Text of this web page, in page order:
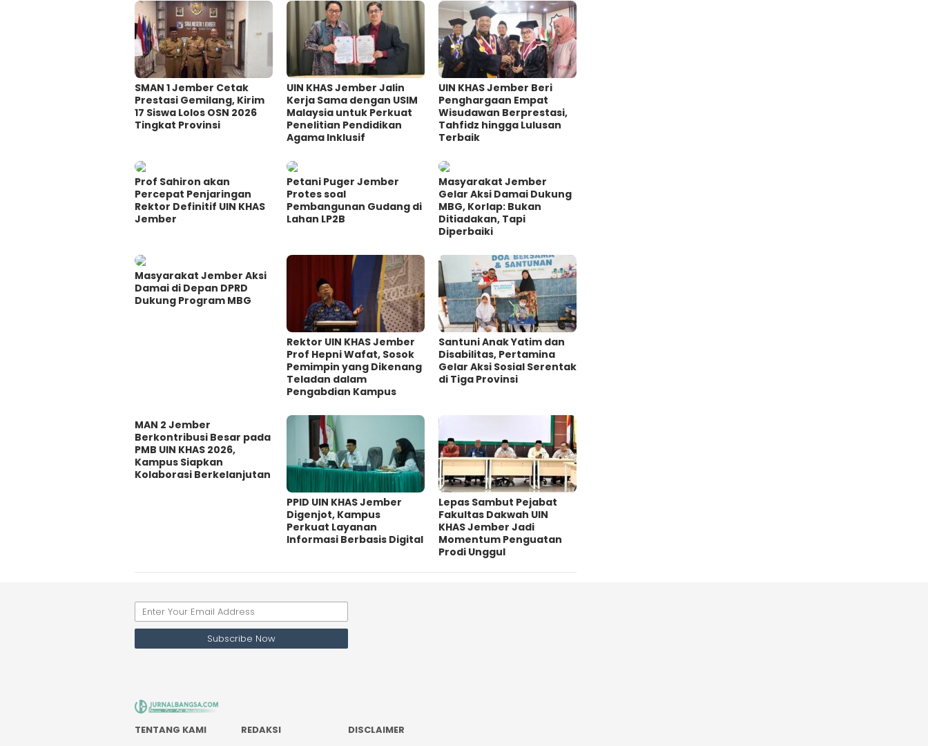
SMAN 1 Jember Cetak
Prestasi Gemilang, Kirim
17 Siswa Lolos OSN 2026
Tingkat Provinsi
UIN KHAS Jember Jalin
Kerja Sama dengan USIM
Malaysia untuk Perkuat
Penelitian Pendidikan
Agama Inklusif
UIN KHAS Jember Beri
Penghargaan Empat
Wisudawan Berprestasi,
Tahfidz hingga Lulusan
Terbaik
Prof Sahiron akan
Percepat Penjaringan
Rektor Definitif UIN KHAS
Jember
Petani Puger Jember
Protes soal
Pembangunan Gudang di
Lahan LP2B
Masyarakat Jember
Gelar Aksi Damai Dukung
MBG, Korlap: Bukan
Ditiadakan, Tapi
Diperbaiki
Masyarakat Jember Aksi
Damai di Depan DPRD
Dukung Program MBG
Rektor UIN KHAS Jember
Prof Hepni Wafat, Sosok
Pemimpin yang Dikenang
Teladan dalam
Pengabdian Kampus
Santuni Anak Yatim dan
Disabilitas, Pertamina
Gelar Aksi Sosial Serentak
di Tiga Provinsi
MAN 2 Jember
Berkontribusi Besar pada
PMB UIN KHAS 2026,
Kampus Siapkan
Kolaborasi Berkelanjutan
PPID UIN KHAS Jember
Digenjot, Kampus
Perkuat Layanan
Informasi Berbasis Digital
Lepas Sambut Pejabat
Fakultas Dakwah UIN
KHAS Jember Jadi
Momentum Penguatan
Prodi Unggul
TENTANG KAMI REDAKSI
DISCLAIMER